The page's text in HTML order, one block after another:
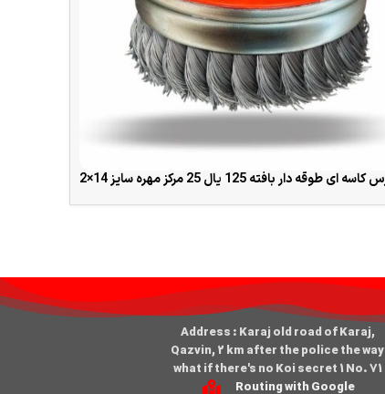
Address : Karaj old road of Karaj,
Qazvin, 2 km after the police the way
what if there's no Koi secret 1 No. 71
Routing with Google